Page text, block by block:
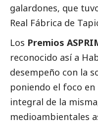
galardones, que
Real Fábrica de
Los Premios
reconocido así a
desempeño con la
poniendo el foco en
integral de la
medioambientales